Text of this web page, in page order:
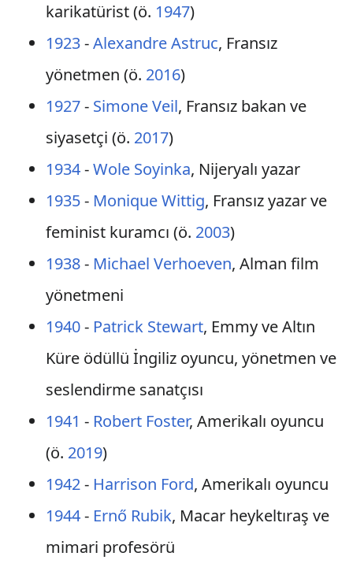
karikatürist (ö. 1947)
1923-Alexandre Astruc, Fransız
yönetmen (ö. 2016)
1927- Simone Veil, Fransız bakan ve
siyasetçi (ö. 2017)
1934-Wole Soyinka, Nijeryalı yazar
1935- Monique Wittig, Fransız yazar ve
feminist kuramcı (ö. 2003)
1938- Michael Verhoeven, Alman film
yönetmeni
1940- Patrick Stewart, Emmy ve Altın
Küre ödüllü İngiliz oyuncu, yönetmen ve
seslendirme sanatçısı
1941 - Robert Foster, Amerikalı oyuncu
(ö. 2019)
1942- Harrison Ford, Amerikalı oyuncu
1944- Ernő Rubik, Macar heykeltıraş ve
mimari profesörü